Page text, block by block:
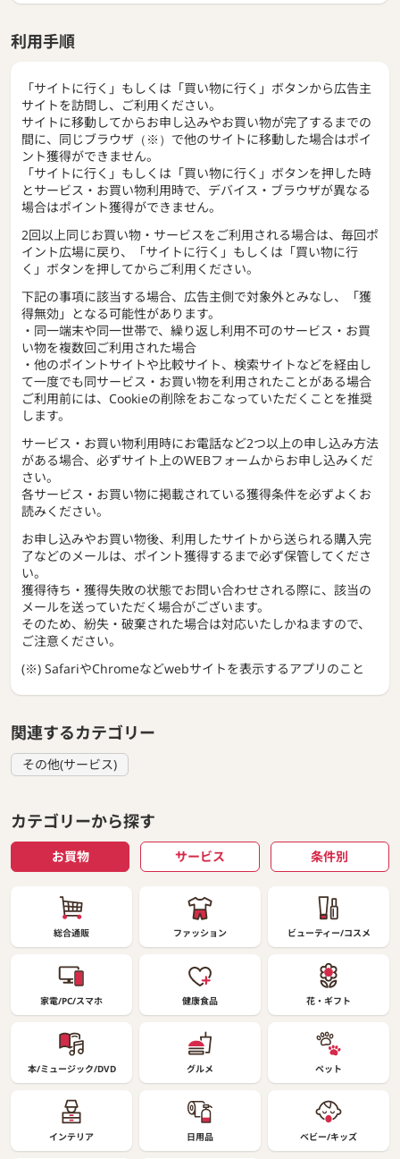
利用手順
「サイトに行く」もしくは「買い物に行く」ボタンから広告主
サイトを訪問し、ご利用ください。
サイトに移動してからお申し込みやお買い物が完了するまでの
間に、同じブラウザ（※）で他のサイトに移動した場合はポイ
ント獲得ができません。
「サイトに行く」もしくは「買い物に行く」ボタンを押した時
とサービス・お買い物利用時で、デバイス・ブラウザが異なる
場合はポイント獲得ができません。
2回以上同じお買い物・サービスをご利用される場合は、毎回ポ
イント広場に戻り、「サイトに行く」もしくは「買い物に行
く」ボタンを押してからご利用ください。
下記の事項に該当する場合、広告主側で対象外とみなし、「獲
得無効」となる可能性があります。
・同一端末や同一世帯で、繰り返し利用不可のサービス・お買
い物を複数回ご利用された場合
・他のポイントサイトや比較サイト、検索サイトなどを経由し
て一度でも同サービス・お買い物を利用されたことがある場合
ご利用前には、Cookieの削除をおこなっていただくことを推奨
します。
サービス・お買い物利用時にお電話など2つ以上の申し込み方法
がある場合、必ずサイト上のWEBフォームからお申し込みくだ
さい。
各サービス・お買い物に掲載されている獲得条件を必ずよくお
読みください。
お申し込みやお買い物後、利用したサイトから送られる購入完
了などのメールは、ポイント獲得するまで必ず保管してくださ
い。
獲得待ち・獲得失敗の状態でお問い合わせされる際に、該当の
メールを送っていただく場合がございます。
そのため、紛失・破棄された場合は対応いたしかねますので、
ご注意ください。
(※) SafariやChromeなどwebサイトを表示するアプリのこと
関連するカテゴリー
その他(サービス)
カテゴリーから探す
お買物 サービス 条件別
総合通販 ファッション ビューティー/コスメ
家電/PC/スマホ 健康食品 花・ギフト
本/ミュージック/DVD グルメ ペット
インテリア 日用品 ベビー/キッズ